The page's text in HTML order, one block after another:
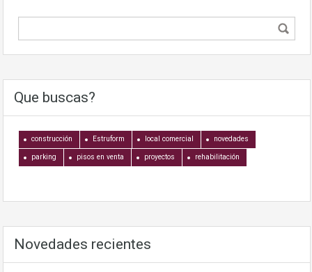
Que buscas?
construcción Estruform local comercial novedades
parking pisos en venta proyectos rehabilitación
Novedades recientes